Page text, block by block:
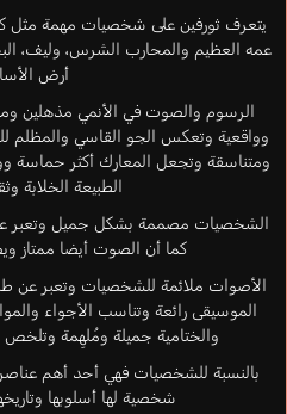
يتعرف ثورفين على شخصيات مهمة مثل
عمه العظيم والمحارب الشرس، وليف،
أرض
الرسوم والصوت في الأنمي مذهلين
وواقعية وتعكس الجو القاسي والمظلم
ومتناسقة وتجعل المعارك أكثر حماسة
الطبيعة الخلابة
الشخصيات مصممة بشكل جميل وتعبر
كما أن الصوت أيضا ممتاز
الأصوات ملائمة للشخصيات وتعبر عن
الموسيقى رائعة وتناسب الأجواء
والختامية جميلة ومُلهِمة وتلخص
بالنسبة للشخصيات فهي أحد أهم عناصر
شخصية لها أسلوبها